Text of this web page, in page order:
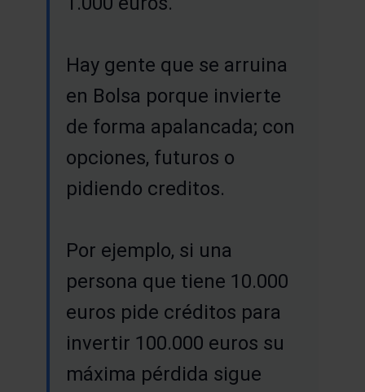
Hay gente que se arruina
en Bolsa porque invierte
de forma apalancada; con
opciones, futuros o
pidiendo creditos.
Por ejemplo, si una
persona que tiene 10.000
euros pide créditos para
invertir 100.000 euros su
máxima pérdida sigue